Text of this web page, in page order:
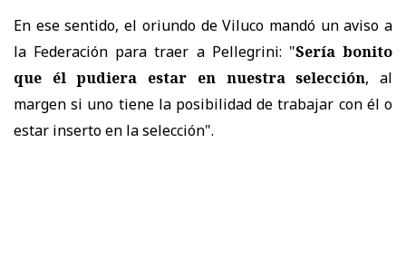
En ese sentido, el oriundo de Viluco mandó un aviso a
la Federación para traer a Pellegrini: "Sería bonito
que él pudiera estar en nuestra selección, al
margen si uno tiene la posibilidad de trabajar con él o
estar inserto en la selección".